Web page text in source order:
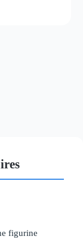
figurine